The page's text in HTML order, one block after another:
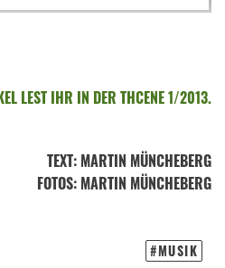
LEST IHR IN DER THCENE 1/2013.
TEXT: MARTIN MÜNCHEBERG
FOTOS: MARTIN MÜNCHEBERG
MUSIK